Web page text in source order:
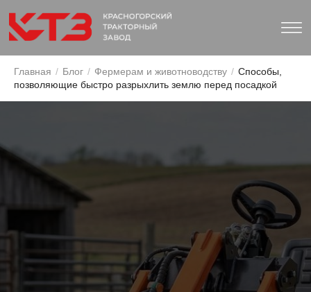
Главная / Блог / Фермерам и животноводству / Способы,
позволяющие быстро разрыхлить землю перед посадкой